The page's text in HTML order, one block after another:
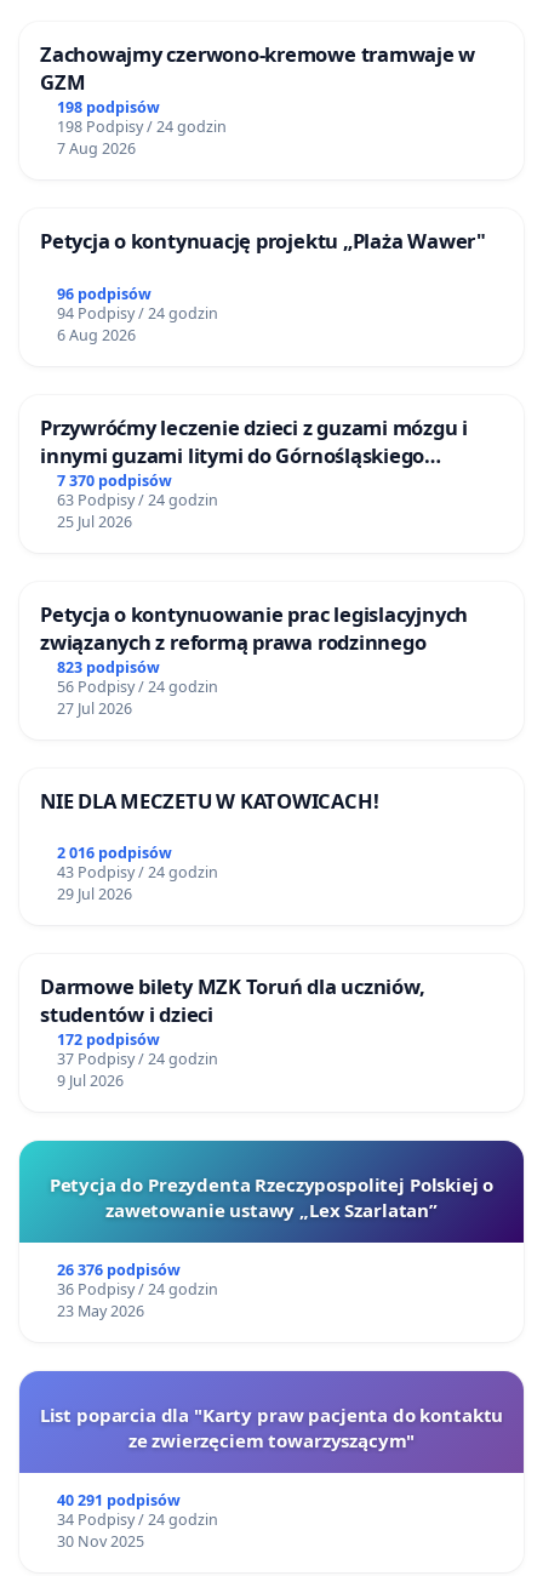
Zachowajmy czerwono-kremowe tramwaje w
GZM
198 podpisów
198 Podpisy / 24 godzin
7 Aug 2026
Petycja o kontynuację projektu „Plaża Wawer"
96 podpisów
94 Podpisy / 24 godzin
6 Aug 2026
Przywróćmy leczenie dzieci z guzami mózgu i
innymi guzami litymi do Górnośląskiego
Centrum Zdrowia Dziecka w Katowicach
7 370 podpisów
63 Podpisy / 24 godzin
25 Jul 2026
Petycja o kontynuowanie prac legislacyjnych
związanych z reformą prawa rodzinnego
823 podpisów
56 Podpisy / 24 godzin
27 Jul 2026
NIE DLA MECZETU W KATOWICACH!
2 016 podpisów
43 Podpisy / 24 godzin
29 Jul 2026
Darmowe bilety MZK Toruń dla uczniów,
studentów i dzieci
172 podpisów
37 Podpisy / 24 godzin
9 Jul 2026
Petycja do Prezydenta Rzeczypospolitej Polskiej o
zawetowanie ustawy „Lex Szarlatan”
26 376 podpisów
36 Podpisy / 24 godzin
23 May 2026
List poparcia dla "Karty praw pacjenta do kontaktu
ze zwierzęciem towarzyszącym"
40 291 podpisów
34 Podpisy / 24 godzin
30 Nov 2025